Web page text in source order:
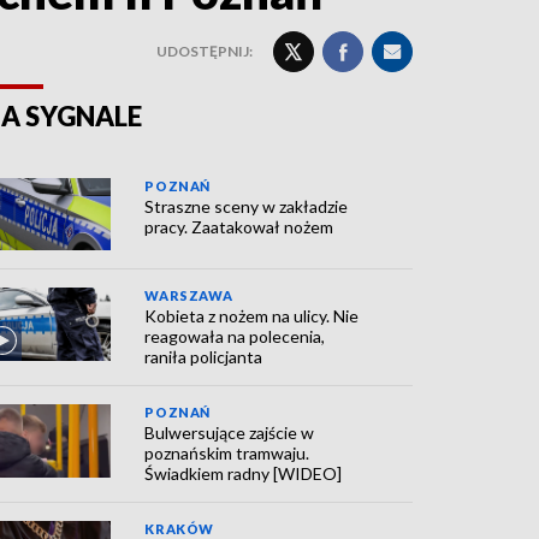
UDOSTĘPNIJ:
SYGNALE
POZNAŃ
Straszne sceny w zakładzie
pracy. Zaatakował nożem
WARSZAWA
Kobieta z nożem na ulicy. Nie
reagowała na polecenia,
raniła policjanta
POZNAŃ
Bulwersujące zajście w
poznańskim tramwaju.
Świadkiem radny [WIDEO]
KRAKÓW